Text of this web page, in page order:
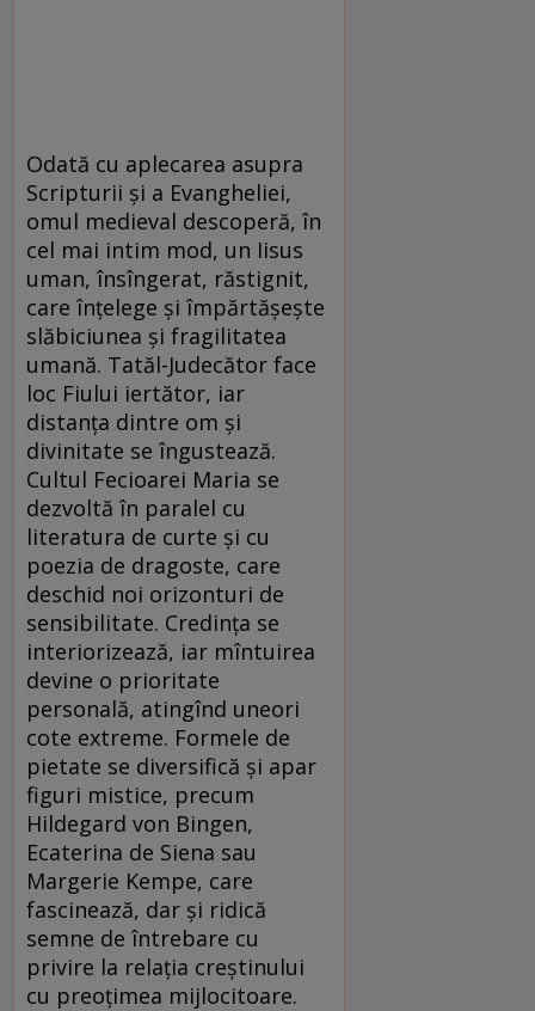
Odată cu aplecarea asupra
Scripturii și a Evangheliei,
omul medieval descoperă, în
cel mai intim mod, un Iisus
uman, însîngerat, răstignit,
care înțelege și împărtășește
slăbiciunea și fragilitatea
umană. Tatăl-Judecător face
loc Fiului iertător, iar
distanța dintre om și
divinitate se îngustează.
Cultul Fecioarei Maria se
dezvoltă în paralel cu
literatura de curte și cu
poezia de dragoste, care
deschid noi orizonturi de
sensibilitate. Credința se
interiorizează, iar mîntuirea
devine o prioritate
personală, atingînd uneori
cote extreme. Formele de
pietate se diversifică și apar
figuri mistice, precum
Hildegard von Bingen,
Ecaterina de Siena sau
Margerie Kempe, care
fascinează, dar și ridică
semne de întrebare cu
privire la relația creștinului
cu preoțimea mijlocitoare.